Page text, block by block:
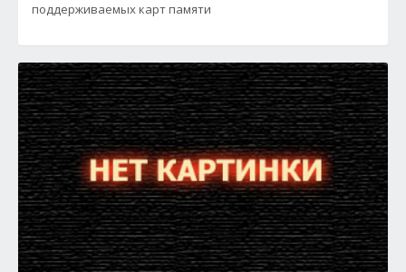
поддерживаемых карт памяти